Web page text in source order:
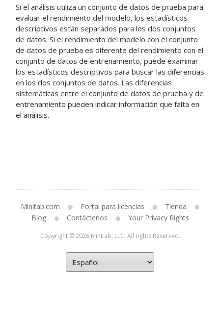
Si el análisis utiliza un conjunto de datos de prueba para
evaluar el rendimiento del modelo, los estadísticos
descriptivos están separados para los dos conjuntos
de datos. Si el rendimiento del modelo con el conjunto
de datos de prueba es diferente del rendimiento con el
conjunto de datos de entrenamiento, puede examinar
los estadísticos descriptivos para buscar las diferencias
en los dos conjuntos de datos. Las diferencias
sistemáticas entre el conjunto de datos de prueba y de
entrenamiento pueden indicar información que falta en
el análisis.
Minitab.com Portal para licencias
Tienda
Blog
Contáctenos Your Privacy Rights
Copyright © 2026 Minitab, LLC. All rights Reserved.